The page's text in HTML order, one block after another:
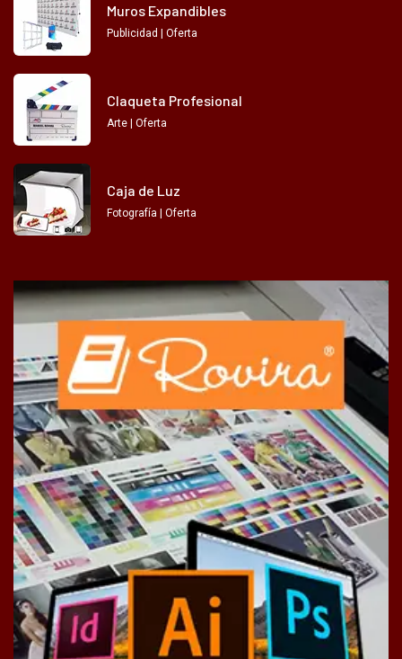
Muros Expandibles
Publicidad | Oferta
Claqueta Profesional
Arte | Oferta
Caja de Luz
Fotografía | Oferta